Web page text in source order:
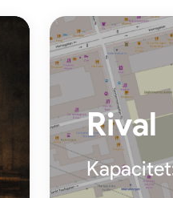
Rival